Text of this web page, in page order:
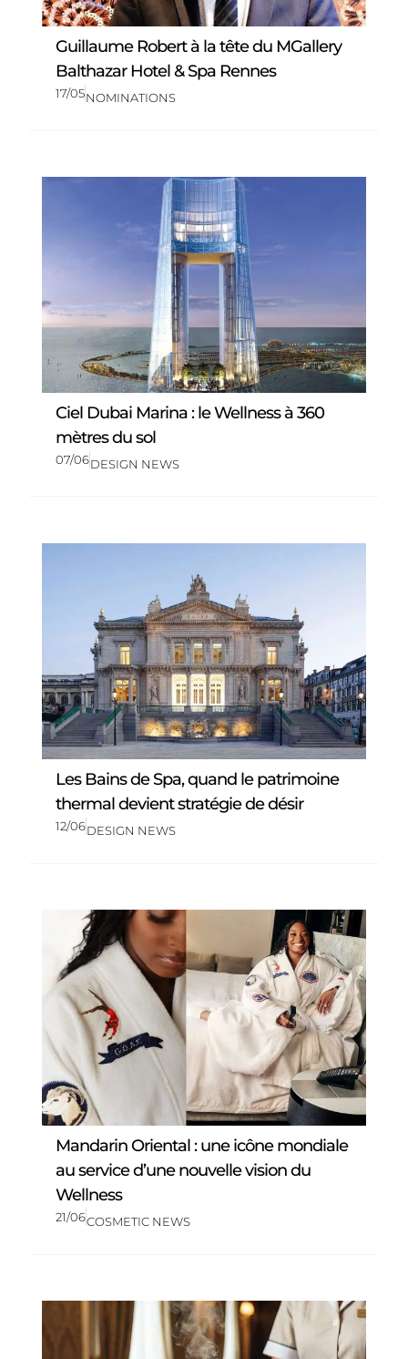
Guillaume Robert à la tête du MGallery
Balthazar Hotel & Spa Rennes
17/05NOMINATIONS
Ciel Dubai Marina : le Wellness à 360
mètres du sol
07/06DESIGN NEWS
Les Bains de Spa, quand le patrimoine
thermal devient stratégie de désir
12/06DESIGN NEWS
Mandarin Oriental : une icône mondiale
au service d’une nouvelle vision du
Wellness
21/06COSMETIC NEWS